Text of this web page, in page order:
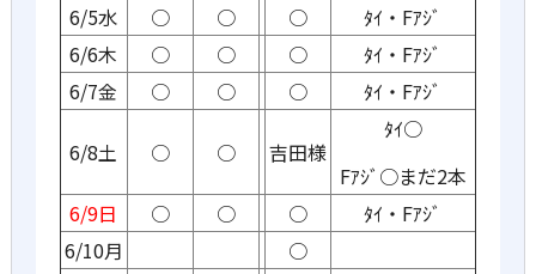
6/5水
○ ○ ○
ﾀｲ・Fｱｼﾞ
6/6木
○ ○ ○
ﾀｲ・Fｱｼﾞ
6/7金
○ ○ ○ ﾀｲ・Fｱｼﾞ
6/8土 ○ ○ 吉田様
ﾀｲ○
Fｱｼﾞ○まだ2本
6/9日
○ ○ ○
ﾀｲ・Fｱｼﾞ
6/10月
○